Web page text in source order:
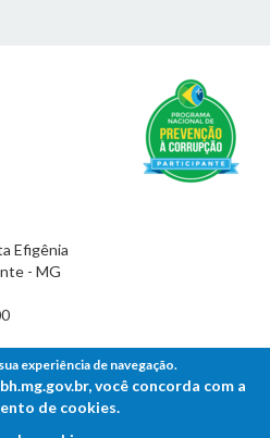
Efigênia
- MG
experiência de navegação.
você concorda com a
de cookies.